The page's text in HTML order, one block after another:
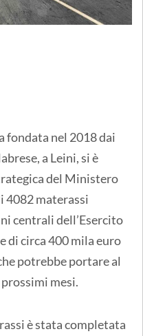
fondata nel 2018 dai
a Leini, si è
del Ministero
4082 materassi
centrali dell’Esercito
di circa 400 mila euro
potrebbe portare al
mesi.
è stata completata